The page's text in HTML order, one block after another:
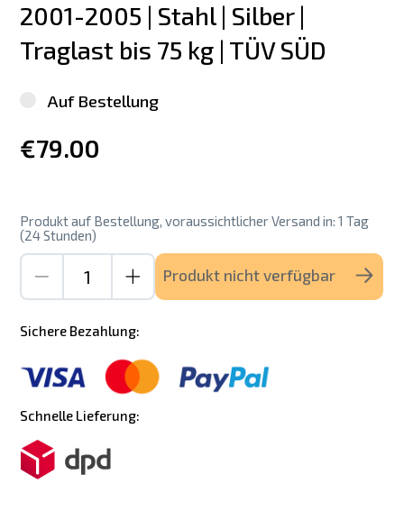
2001-2005 | Stahl | Silber |
Traglast bis 75 kg | TÜV SÜD
Auf Bestellung
€79.00
Produkt auf Bestellung, voraussichtlicher Versand in: 1 Tag
(24 Stunden)
Produkt nicht verfügbar
Sichere Bezahlung:
Schnelle Lieferung: